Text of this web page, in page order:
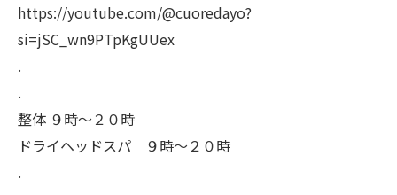
https://youtube.com/@cuoredayo?
si=jSC_wn9PTpKgUUex
.
.
整体 ９時〜２０時
ドライヘッドスパ ９時〜２０時
.